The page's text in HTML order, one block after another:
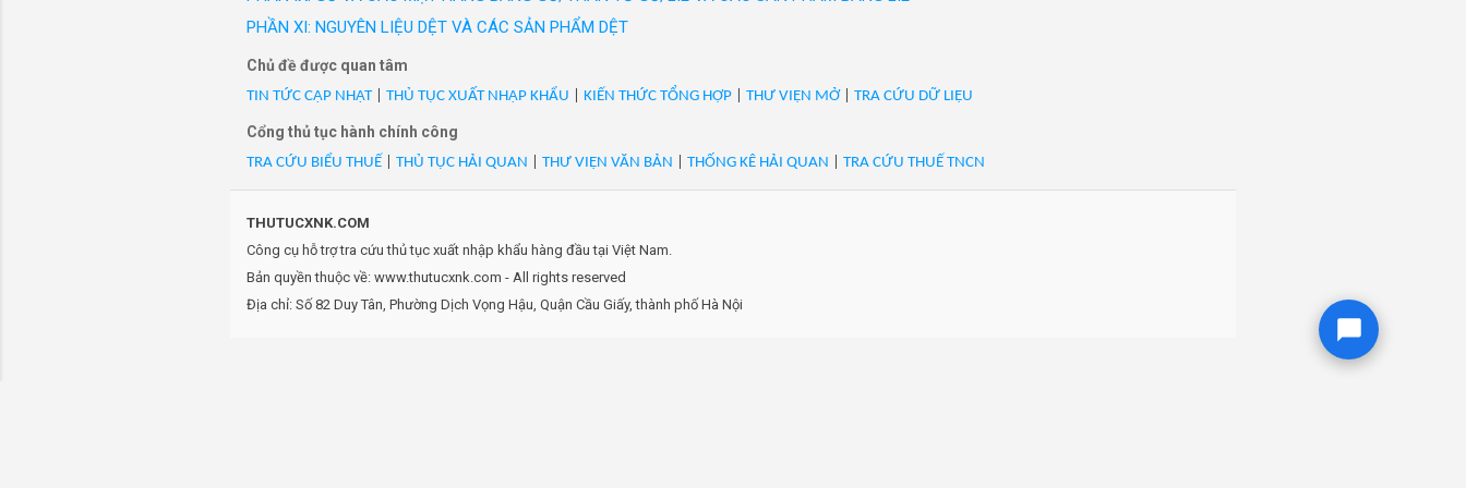
- Mã Hs 25221000: Vôi sống đã nung dạng bột, CaO: 65-70%, kc:0-3mm, dùng cải tạo đất NN.Hàng rời.NSX:Cty CPQT Đức
Hòa mua đá của Cty Trường Thành từ mỏ Cty Đông Bắc kt đá tại mỏ đá vôi Kim Lũ, Kim Hóa, Tuyên Hóa, QB./VN/XK
- Mã Hs 25221000: Vôi sống đã nung dạng bột, CaO: 70%, kc:0-3mm, dùng cải tạo đất NN.Hàng rời.NSX:Cty CPQT Đức Hòa
mua đá của Cty Trường Thành từ mỏ Cty Đông Bắc kt đá tại mỏ đá vôi Kim Lũ, Kim Hóa, Tuyên Hóa, QB./VN/XK
mua đá của Cty Trường Thành từ mỏ Cty Đông Bắc kt đá tại mỏ đá vôi Kim Lũ, Kim Hóa, Tuyên Hóa, QB./VN/XK
- Mã Hs 25221000: Vôi sống đã nung dạng bột, CaO: 70%, kc:0-3mm, dùng cải tạo đất NN.Hàng rời.NSX:Cty CPQT Đức Hòa
- Mã Hs 25221000: Vôi sống đã nung dạng cục đóng bao jumbo, CaO: 90%, kc: 10-70 mm.NSX: Cty CPSX VCN 218, Cty
CPĐTKS-Than Đông Bắc kt đá tại mỏ đá vôi Kim Lũ, Kim Lũ, Kim Hóa, Tuyên Hóa, Quảng Bình/VN/XK
- Mã Hs 25221000: Vôi sống đã nung dạng cục kích cỡ 1cm-7cm, CaO>=80% đến CaO<88%, hàng rời. Mỏ KT: Khối 2, Sơn
Dương, Hoành Bồ, Quảng Ninh.DN đc KT:CT TNHH Vôi Hạ Long QN. NSX: CTCP Tập Đoàn DAMIK/VN/XK
PHẦN XI: NGUYÊN LIỆU DỆT VÀ CÁC SẢN PHẨM DỆT
Chủ đề được quan tâm
TIN TỨC CẬP NHẬT| THỦ TỤC XUẤT NHẬP KHẨU KIẾN THỨC TỔNG HỢP THƯ VIỆN MỞ| TRA CỨU DỮ LIỆU
Cổng thủ tục hành chính công
TRA CỨU BIỂU THUẾ THỦ TỤC HẢI QUAN THƯ VIỆN VĂN BẢN THỐNG KÊ HẢI QUAN TRA CỨU THUẾ TNCN
THUTUCXNK.COM
Công cụ hỗ trợ tra cứu thủ tục xuất nhập khẩu hàng đầu tại Việt Nam.
Bản quyền thuộc về: www.thutucxnk.com - All rights reserved
Địa chỉ: Số 82 Duy Tân, Phường Dịch Vọng Hậu, Quận Cầu Giấy, thành phố Hà Nội